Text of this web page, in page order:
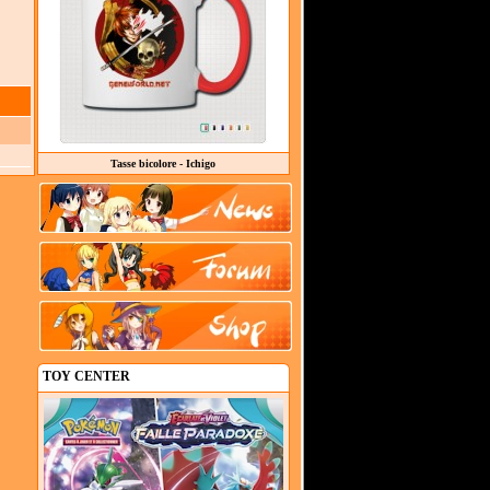
Tasse bicolore - Ichigo
TOY CENTER